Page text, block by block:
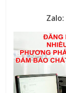
Zalo: